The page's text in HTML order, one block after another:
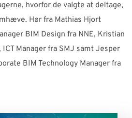
hvorfor de valgte at deltage,
Hør fra Mathias Hjort
BIM Design fra NNE, Kristian
Manager fra SMJ samt Jesper
BIM Technology Manager fra